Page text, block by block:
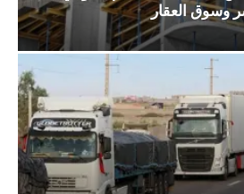
وسوق العقار